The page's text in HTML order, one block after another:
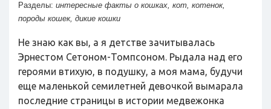
Разделы: интересные факты о кошках, кот, котенок,
породы кошек, дикие кошки
Не знаю как вы, а я детстве зачитывалась
Эрнестом Сетоном-Томпсоном. Рыдала над его
героями втихую, в подушку, а моя мама, будучи
еще маленькой семилетней девочкой вымарала
последние страницы в истории медвежонка